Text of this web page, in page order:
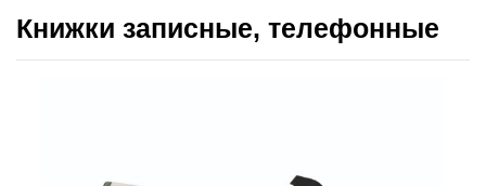
Книжки записные, телефонные